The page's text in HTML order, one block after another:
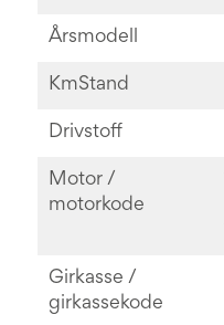
Årsmodell
KmStand
Drivstoff
Motor /
motorkode
Girkasse /
girkassekode